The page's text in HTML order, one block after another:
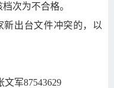
次为不合格。
新出台文件冲突的，以
文军87543629